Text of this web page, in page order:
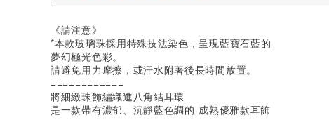
《請注意》
*本款玻璃珠採用特殊技法染色，呈現藍寶石藍的
夢幻極光色彩。
請避免用力摩擦，或汗水附著後長時間放置。
============
將細緻珠飾編織進八角結耳環
是一款帶有濃郁、沉靜藍色調的 成熟優雅款耳飾